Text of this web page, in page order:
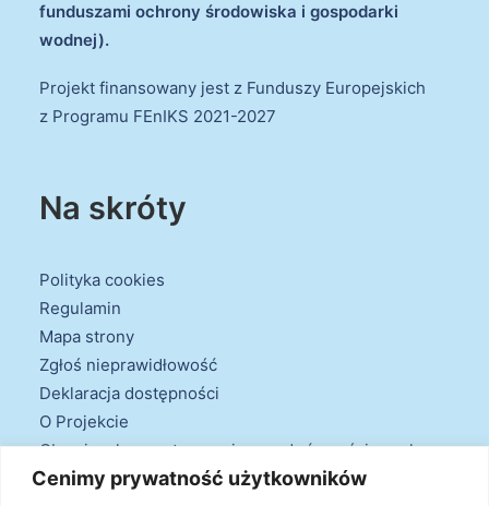
Cenimy prywatność użytkowników
funduszami ochrony środowiska i gospodarki
wodnej).
Projekt finansowany jest z Funduszy Europejskich
z Programu FEnIKS 2021-2027
Na skróty
Polityka cookies
Regulamin
Mapa strony
Zgłoś nieprawidłowość
Deklaracja dostępności
O Projekcie
Obowiązek przestrzegania zasad równościowych
oraz warunków podstawowych